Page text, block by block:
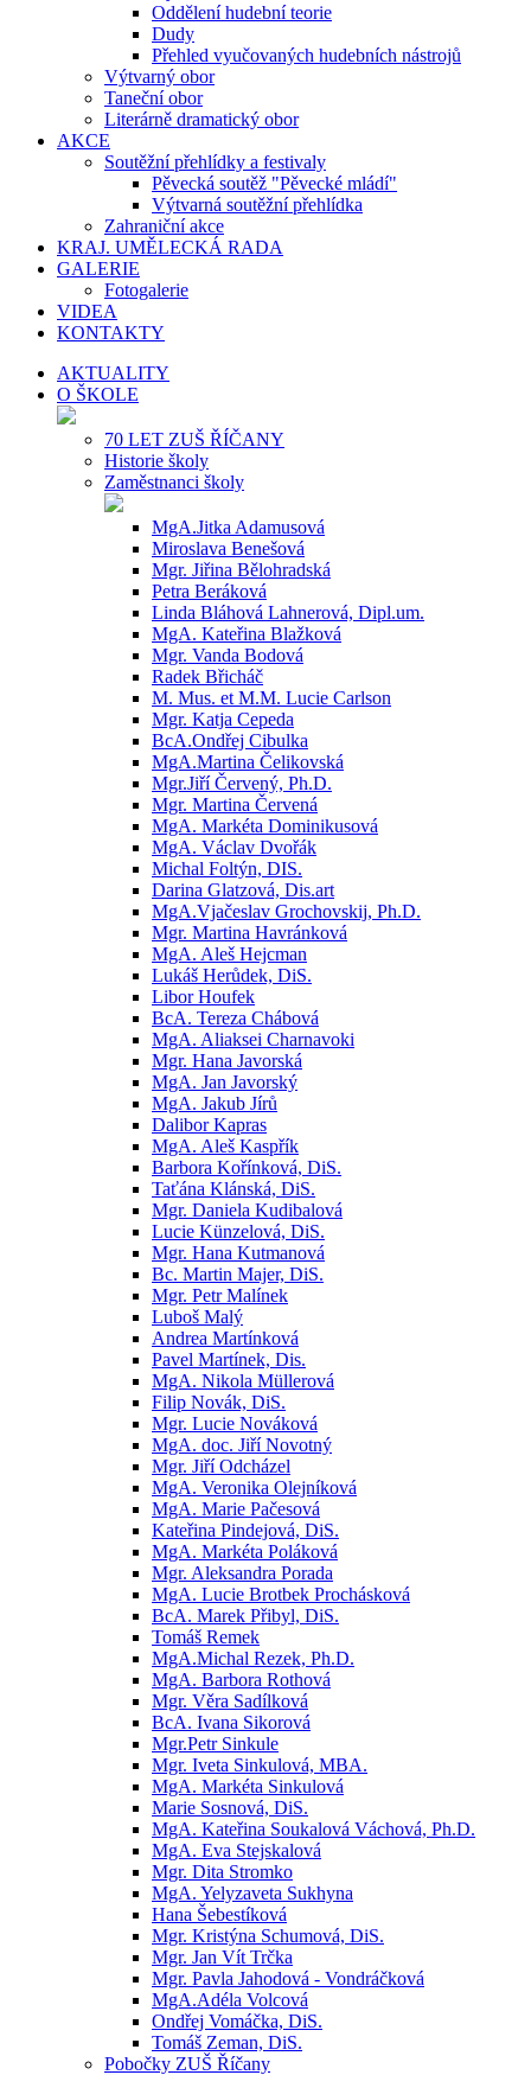
Oddělení hudební teorie
Dudy
Přehled vyučovaných hudebních nástrojů
Výtvarný obor
Taneční obor
Literárně dramatický obor
AKCE
Soutěžní přehlídky a festivaly
Pěvecká soutěž "Pěvecké mládí"
Výtvarná soutěžní přehlídka
Zahraniční akce
KRAJ. UMĚLECKÁ RADA
GALERIE
Fotogalerie
VIDEA
KONTAKTY
AKTUALITY
O ŠKOLE
70 LET ZUŠ ŘÍČANY
Historie školy
Zaměstnanci školy
MgA.Jitka Adamusová
Miroslava Benešová
Mgr. Jiřina Bělohradská
Petra Beráková
Linda Bláhová Lahnerová, Dipl.um.
MgA. Kateřina Blažková
Mgr. Vanda Bodová
Radek Břicháč
M. Mus. et M.M. Lucie Carlson
Mgr. Katja Cepeda
BcA.Ondřej Cibulka
MgA.Martina Čelikovská
Mgr.Jiří Červený, Ph.D.
Mgr. Martina Červená
MgA. Markéta Dominikusová
MgA. Václav Dvořák
Michal Foltýn, DIS.
Darina Glatzová, Dis.art
MgA.Vjačeslav Grochovskij, Ph.D.
Mgr. Martina Havránková
MgA. Aleš Hejcman
Lukáš Herůdek, DiS.
Libor Houfek
BcA. Tereza Chábová
MgA. Aliaksei Charnavoki
Mgr. Hana Javorská
MgA. Jan Javorský
MgA. Jakub Jírů
Dalibor Kapras
MgA. Aleš Kaspřík
Barbora Kořínková, DiS.
Taťána Klánská, DiS.
Mgr. Daniela Kudibalová
Lucie Künzelová, DiS.
Mgr. Hana Kutmanová
Bc. Martin Majer, DiS.
Mgr. Petr Malínek
Luboš Malý
Andrea Martínková
Pavel Martínek, Dis.
MgA. Nikola Müllerová
Filip Novák, DiS.
Mgr. Lucie Nováková
MgA. doc. Jiří Novotný
Mgr. Jiří Odcházel
MgA. Veronika Olejníková
MgA. Marie Pačesová
Kateřina Pindejová, DiS.
MgA. Markéta Poláková
Mgr. Aleksandra Porada
MgA. Lucie Brotbek Prochásková
BcA. Marek Přibyl, DiS.
Tomáš Remek
MgA.Michal Rezek, Ph.D.
MgA. Barbora Rothová
Mgr. Věra Sadílková
BcA. Ivana Sikorová
Mgr.Petr Sinkule
Mgr. Iveta Sinkulová, MBA.
MgA. Markéta Sinkulová
Marie Sosnová, DiS.
MgA. Kateřina Soukalová Váchová, Ph.D.
MgA. Eva Stejskalová
Mgr. Dita Stromko
MgA. Yelyzaveta Sukhyna
Hana Šebestíková
Mgr. Kristýna Schumová, DiS.
Mgr. Jan Vít Trčka
Mgr. Pavla Jahodová - Vondráčková
MgA.Adéla Volcová
Ondřej Vomáčka, DiS.
Tomáš Zeman, DiS.
Pobočky ZUŠ Říčany